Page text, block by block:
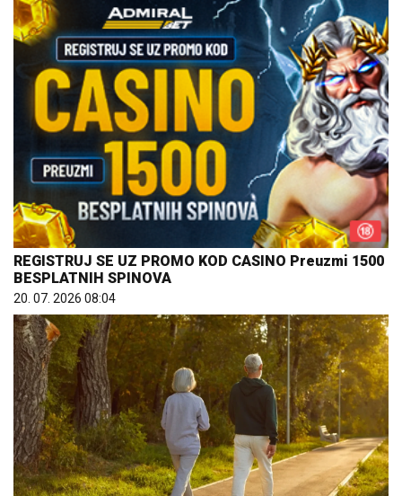
REGISTRUJ SE UZ PROMO KOD CASINO Preuzmi 1500
BESPLATNIH SPINOVA
20. 07. 2026 08:04